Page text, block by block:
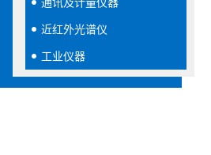
近红外光谱仪
工业仪器